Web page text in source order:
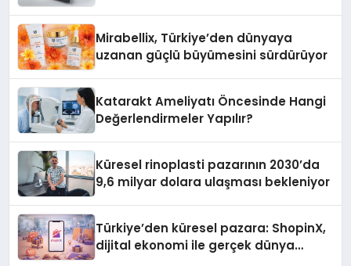
Mirabellix, Türkiye’den dünyaya
uzanan güçlü büyümesini sürdürüyor
Katarakt Ameliyatı Öncesinde Hangi
Değerlendirmeler Yapılır?
Küresel rinoplasti pazarının 2030’da
9,6 milyar dolara ulaşması bekleniyor
Türkiye’den küresel pazara: ShopinX,
dijital ekonomi ile gerçek dünya